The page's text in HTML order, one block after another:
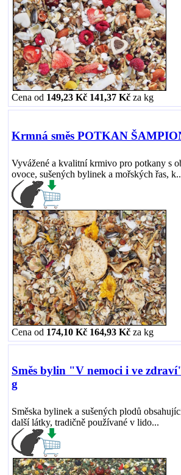
Cena od 149,23 Kč 141,37 Kč za kg
Krmná směs POTKAN
Vyvážené a kvalitní krmivo pro potkany s
ovoce, sušených bylinek a mořských řas,
Cena od 174,10 Kč 164,93 Kč za kg
Směs bylin "V nemoci i ve
g
Směska bylinek a sušených plodů
další látky, tradičně používané v lido...